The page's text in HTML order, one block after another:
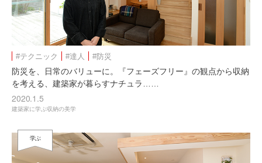
#テクニック #達人 #防災
防災を、日常のバリューに。『フェーズフリー』の観点から収納
を考える、建築家が暮らすナチュラ……
2020.1.5
建築家に学ぶ収納の美学
学ぶ